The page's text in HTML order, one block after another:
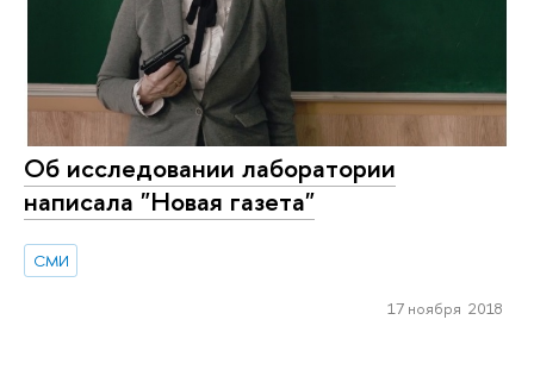
Об исследовании лаборатории
написала "Новая газета"
СМИ
17 ноября 2018